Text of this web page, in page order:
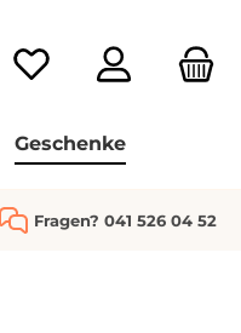
Du hast 0 Produkte
Geschenke
Fragen? 041 526 04 52